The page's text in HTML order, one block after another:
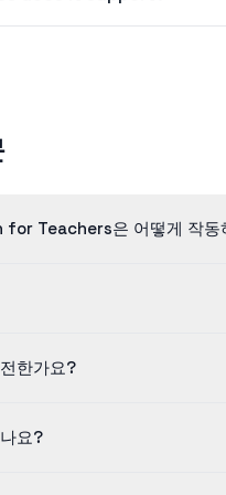
Teachers은 어떻게 작동
한가요?
요?